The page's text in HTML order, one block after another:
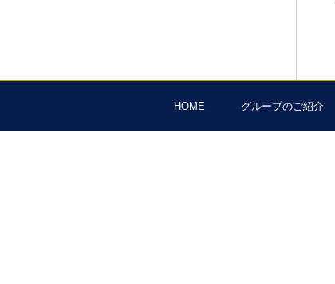
HOME グループのご紹介